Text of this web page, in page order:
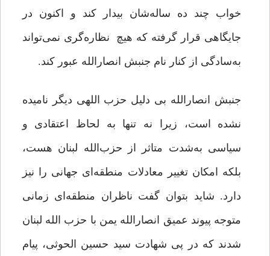
خواب چند ده ساله‌شان بیدار کند و اکنون در
جایگاهی قرار گرفته که هیچ نظاره‌گری نمی‌تواند
به‌سادگی از کنار نام جنبش انصارالله عبور کند.
جنبش انصارالله بی دلیل حزب اللهی دیگر نامیده
نشده است، زیرا نه تنها به لحاظ اعتقادی و
سیاسی به‌شدت متاثر از حزب‌الله لبنان هست،
بلکه امکان تغییر معادلات منطقه‌ای جهانی را نیز
دارد. شاید بتوان گفت ناظران منطقه‌ای زمانی
متوجه پیوند عمیق انصارالله یمن با حزب الله لبنان
شدند که در پی شهادت سید حسین الحوثی، پیام